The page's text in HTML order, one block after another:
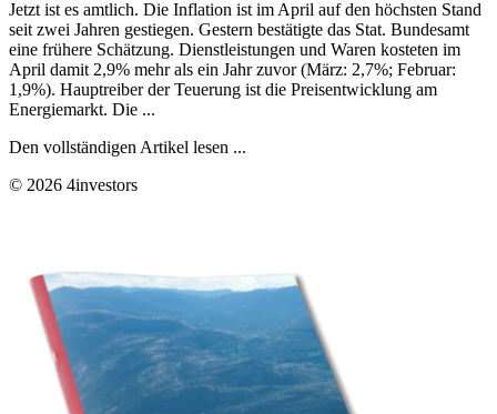
Jetzt ist es amtlich. Die Inflation ist im April auf den höchsten Stand
seit zwei Jahren gestiegen. Gestern bestätigte das Stat. Bundesamt
eine frühere Schätzung. Dienstleistungen und Waren kosteten im
April damit 2,9% mehr als ein Jahr zuvor (März: 2,7%; Februar:
1,9%). Hauptreiber der Teuerung ist die Preisentwicklung am
Energiemarkt. Die ...
Den vollständigen Artikel lesen ...
© 2026 4investors